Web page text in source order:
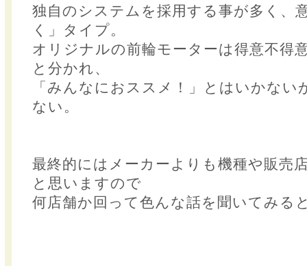
独自のシステムを採用する事が多く、
く」タイプ。
オリジナルの前輪モーターは得意不得
と分かれ、
「みんなにおススメ！」とはいかない
ない。
最終的にはメーカーよりも機種や販売
と思いますので
何店舗か回って色んな話を聞いてみる